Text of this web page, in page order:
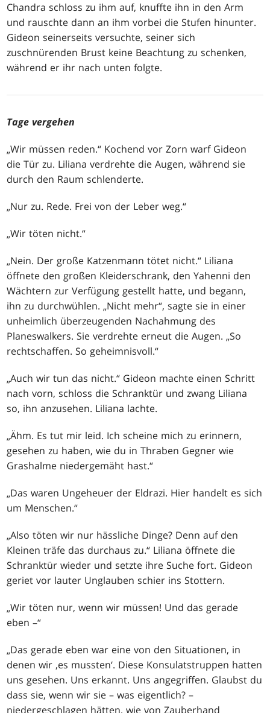
Chandra schloss zu ihm auf, knuffte ihn in den Arm
und rauschte dann an ihm vorbei die Stufen hinunter.
Gideon seinerseits versuchte, seiner sich
zuschnürenden Brust keine Beachtung zu schenken,
während er ihr nach unten folgte.
Tage vergehen
„Wir müssen reden.“ Kochend vor Zorn warf Gideon
die Tür zu. Liliana verdrehte die Augen, während sie
durch den Raum schlenderte.
„Nur zu. Rede. Frei von der Leber weg.“
„Wir töten nicht.“
„Nein. Der große Katzenmann tötet nicht.“ Liliana
öffnete den großen Kleiderschrank, den Yahenni den
Wächtern zur Verfügung gestellt hatte, und begann,
ihn zu durchwühlen. „Nicht mehr“, sagte sie in einer
unheimlich überzeugenden Nachahmung des
Planeswalkers. Sie verdrehte erneut die Augen. „So
rechtschaffen. So geheimnisvoll.“
„Auch wir tun das nicht.“ Gideon machte einen Schritt
nach vorn, schloss die Schranktür und zwang Liliana
so, ihn anzusehen. Liliana lachte.
„Ähm. Es tut mir leid. Ich scheine mich zu erinnern,
gesehen zu haben, wie du in Thraben Gegner wie
Grashalme niedergemäht hast.“
„Das waren Ungeheuer der Eldrazi. Hier handelt es sich
um Menschen.“
„Also töten wir nur hässliche Dinge? Denn auf den
Kleinen träfe das durchaus zu.“ Liliana öffnete die
Schranktür wieder und setzte ihre Suche fort. Gideon
geriet vor lauter Unglauben schier ins Stottern.
„Wir töten nur, wenn wir müssen! Und das gerade
eben –“
„Das gerade eben war eine von den Situationen, in
denen wir ‚es mussten‘. Diese Konsulatstruppen hatten
uns gesehen. Uns erkannt. Uns angegriffen. Glaubst du
dass sie, wenn wir sie – was eigentlich? –
niedergeschlagen hätten, wie von Zauberhand